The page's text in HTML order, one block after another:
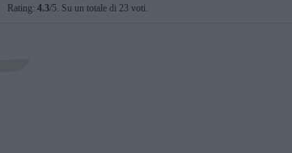
Rating: 4.3/5. Su un totale di 23 voti.